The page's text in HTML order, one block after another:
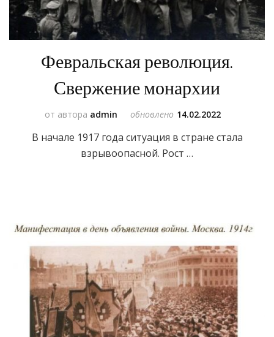
Февральская революция.
Свержение монархии
от автора admin обновлено 14.02.2022
В начале 1917 года ситуация в стране стала
взрывоопасной. Рост …